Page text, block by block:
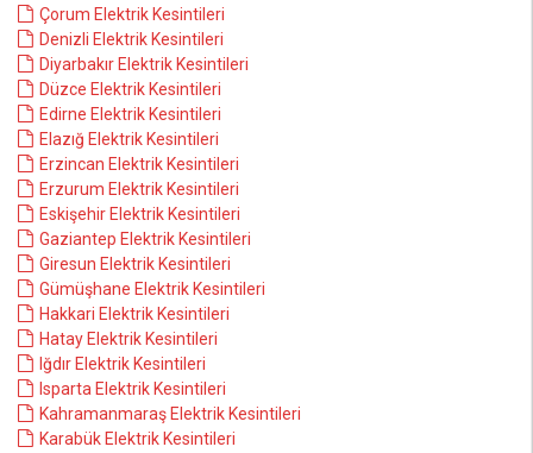
Çorum Elektrik Kesintileri
Denizli Elektrik Kesintileri
Diyarbakır Elektrik Kesintileri
Düzce Elektrik Kesintileri
Edirne Elektrik Kesintileri
Elazığ Elektrik Kesintileri
Erzincan Elektrik Kesintileri
Erzurum Elektrik Kesintileri
Eskişehir Elektrik Kesintileri
Gaziantep Elektrik Kesintileri
Giresun Elektrik Kesintileri
Gümüşhane Elektrik Kesintileri
Hakkari Elektrik Kesintileri
Hatay Elektrik Kesintileri
Iğdır Elektrik Kesintileri
Isparta Elektrik Kesintileri
Kahramanmaraş Elektrik Kesintileri
Karabük Elektrik Kesintileri